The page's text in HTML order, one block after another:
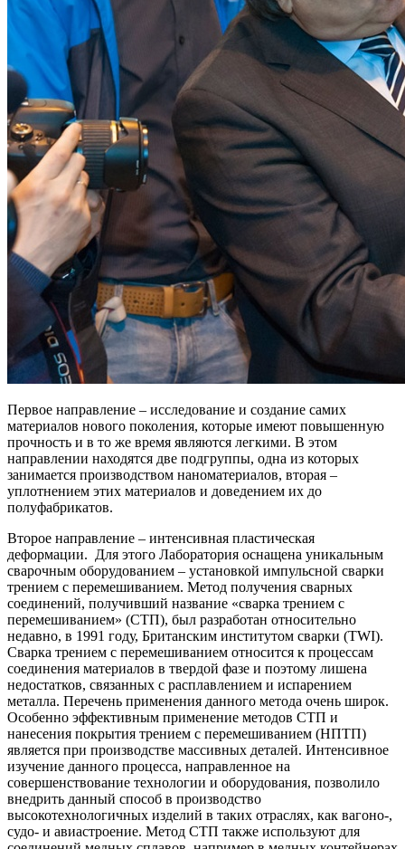
Первое направление – исследование и создание самих
материалов нового поколения, которые имеют повышенную
прочность и в то же время являются легкими. В этом
направлении находятся две подгруппы, одна из которых
занимается производством наноматериалов, вторая –
уплотнением этих материалов и доведением их до
полуфабрикатов.
Второе направление – интенсивная пластическая
деформации. Для этого Лаборатория оснащена уникальным
сварочным оборудованием – установкой импульсной сварки
трением с перемешиванием. Метод получения сварных
соединений, получивший название «сварка трением с
перемешиванием» (СТП), был разработан относительно
недавно, в 1991 году, Британским институтом сварки (TWI).
Сварка трением с перемешиванием относится к процессам
соединения материалов в твердой фазе и поэтому лишена
недостатков, связанных с расплавлением и испарением
металла. Перечень применения данного метода очень широк.
Особенно эффективным применение методов СТП и
нанесения покрытия трением с перемешиванием (НПТП)
является при производстве массивных деталей. Интенсивное
изучение данного процесса, направленное на
совершенствование технологии и оборудования, позволило
внедрить данный способ в производство
высокотехнологичных изделий в таких отраслях, как вагоно-,
судо- и авиастроение. Метод СТП также используют для